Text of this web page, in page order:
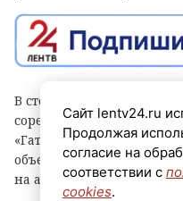
В столице Ленинградской
соревнования в рамках
«Гатчинская дорожка».
объединил любителей
на арене стадиона
Сайт lentv24.ru
Продолжая
согласие на
соответствии с
cookies.